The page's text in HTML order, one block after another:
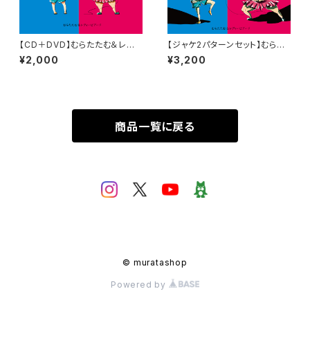
【CD＋DVD】むらたたむ＆レディ
ビアード「スーパーD&D ～完全
にリードしてアイマイミー～/D
¥2,000
【ジャケ2パターンセット】むらた
たむ＆レディビアード「スーパー
D&D ～完全にリードしてアイマ
¥3,200
商品一覧に戻る
© muratashop
Powered by